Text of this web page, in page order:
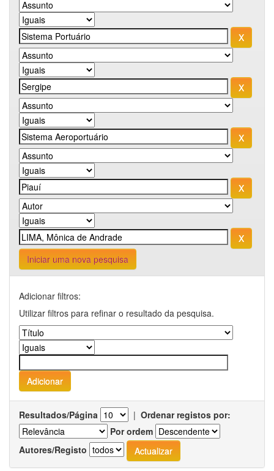
Iniciar uma nova pesquisa
Adicionar filtros:
Utilizar filtros para refinar o resultado da pesquisa.
Resultados/Página | Ordenar registos por:
Por ordem
Autores/Registo